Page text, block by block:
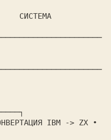
IBM -> ZX